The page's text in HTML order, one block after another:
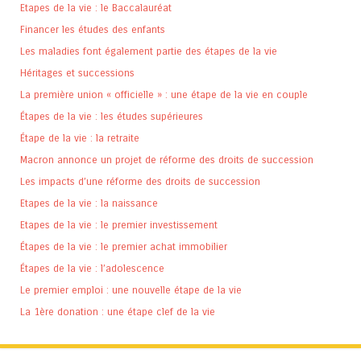
Etapes de la vie : le Baccalauréat
Financer les études des enfants
Les maladies font également partie des étapes de la vie
Héritages et successions
La première union « officielle » : une étape de la vie en couple
Étapes de la vie : les études supérieures
Étape de la vie : la retraite
Macron annonce un projet de réforme des droits de succession
Les impacts d’une réforme des droits de succession
Etapes de la vie : la naissance
Etapes de la vie : le premier investissement
Étapes de la vie : le premier achat immobilier
Étapes de la vie : l’adolescence
Le premier emploi : une nouvelle étape de la vie
La 1ère donation : une étape clef de la vie